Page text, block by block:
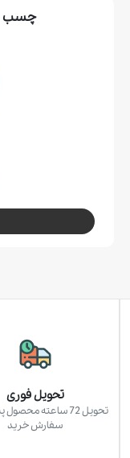
چسب پهن 5 سانت
تحویل فوری
تحویل 72 ساعته
سفارش خرید